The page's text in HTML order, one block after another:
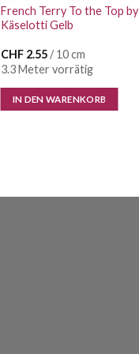
French Terry To the Top by
Käselotti Gelb
CHF2.55/ 10 cm
3.3 Meter vorrätig
IN DEN WARENKORB